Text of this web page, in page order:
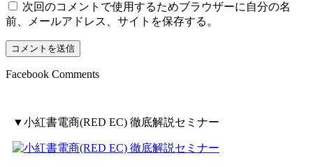
次回のコメントで使用するためブラウザーに自分の名
前、メールアドレス、サイトを保存する。
Facebook Comments
▼小紅書電商(RED EC) 徹底解説セミナー